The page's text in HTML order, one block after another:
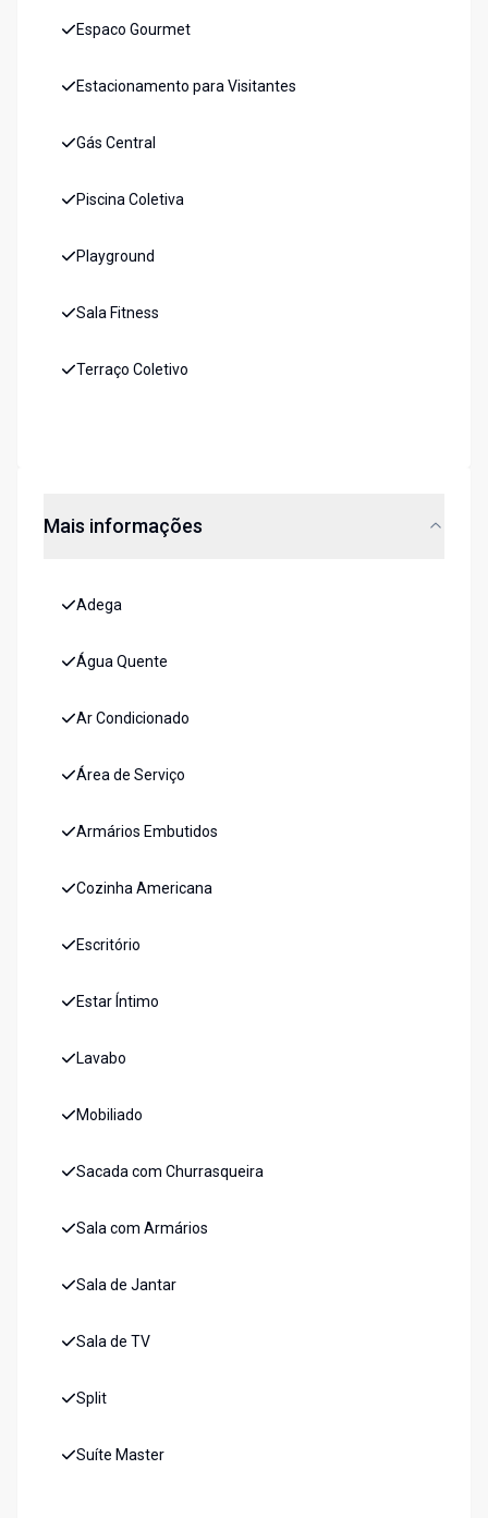
Espaco Gourmet
Estacionamento para Visitantes
Gás Central
Piscina Coletiva
Playground
Sala Fitness
Terraço Coletivo
Mais informações
Adega
Água Quente
Ar Condicionado
Área de Serviço
Armários Embutidos
Cozinha Americana
Escritório
Estar Íntimo
Lavabo
Mobiliado
Sacada com Churrasqueira
Sala com Armários
Sala de Jantar
Sala de TV
Split
Suíte Master